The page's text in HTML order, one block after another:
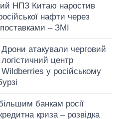
НПЗ Китаю наростив
нафти через
– ЗМІ
Дрони атакували черговий
логістичний центр
Wildberries у російському
банкам росії
криза – розвідка